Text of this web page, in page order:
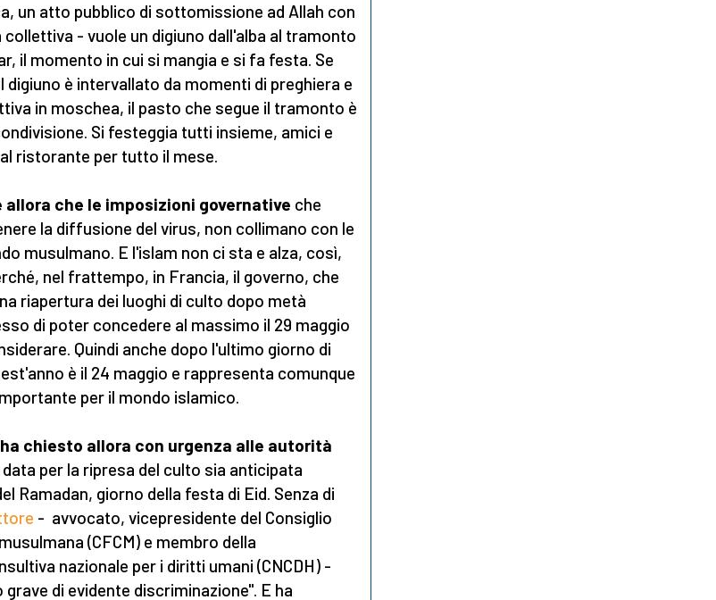
un atto pubblico di sottomissione ad Allah con
- vuole un digiuno dall'alba al tramonto
il momento in cui si mangia e si fa festa. Se
digiuno è intervallato da momenti di preghiera e
in moschea, il pasto che segue il tramonto è
Si festeggia tutti insieme, amici e
ristorante per tutto il mese.
che le imposizioni governative che
la diffusione del virus, non collimano con le
musulmano. E l'islam non ci sta e alza, così,
nel frattempo, in Francia, il governo, che
riapertura dei luoghi di culto dopo metà
di poter concedere al massimo il 29 maggio
Quindi anche dopo l'ultimo giorno di
è il 24 maggio e rappresenta comunque
per il mondo islamico.
chiesto allora con urgenza alle autorità
data per la ripresa del culto sia anticipata
Ramadan, giorno della festa di Eid. Senza di
- avvocato, vicepresidente del Consiglio
(CFCM) e membro della
nazionale per i diritti umani (CNCDH) -
di evidente discriminazione". E ha